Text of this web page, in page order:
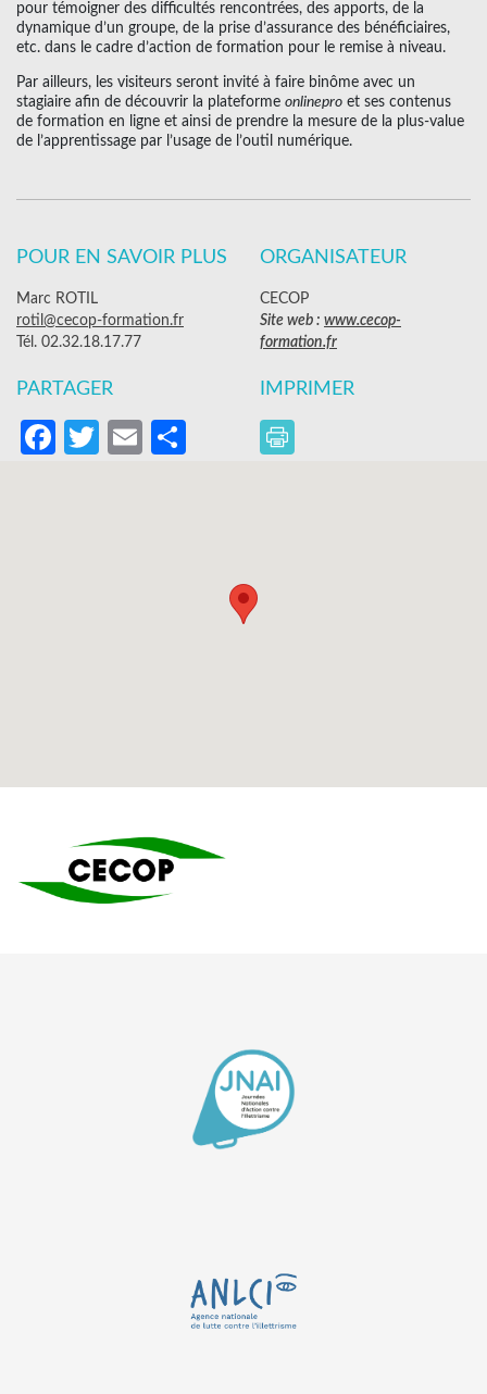
pour témoigner des difficultés rencontrées, des apports, de la
dynamique d’un groupe, de la prise d’assurance des bénéficiaires,
etc. dans le cadre d’action de formation pour le remise à niveau.
Par ailleurs, les visiteurs seront invité à faire binôme avec un
stagiaire afin de découvrir la plateforme onlinepro et ses contenus
de formation en ligne et ainsi de prendre la mesure de la plus-value
de l’apprentissage par l’usage de l’outil numérique.
POUR EN SAVOIR PLUS
Marc ROTIL
rotil@cecop-formation.fr
Tél. 02.32.18.17.77
ORGANISATEUR
CECOP
Site web : www.cecop-
formation.fr
PARTAGER
Facebook
Twitter
EmailPartager
IMPRIMER